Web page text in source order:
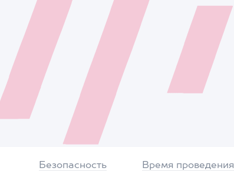
Безопасность Время проведения